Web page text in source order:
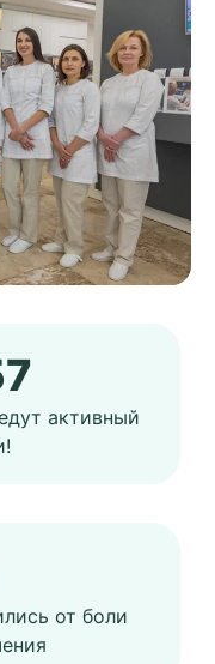
активный
от боли